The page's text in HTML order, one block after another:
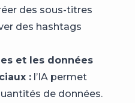
des sous-titres
des hashtags
et les données
: l’IA permet
de données.